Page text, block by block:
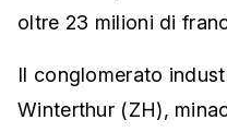
oltre 23 milioni di
Il conglomerato
Winterthur (ZH),